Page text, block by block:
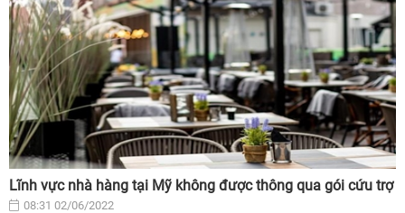
Lĩnh vực nhà hàng tại Mỹ không được thông qua gói cứu trợ
08:31 02/06/2022